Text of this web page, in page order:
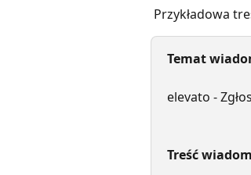
Przykładowa
Temat
elevato -
Treść